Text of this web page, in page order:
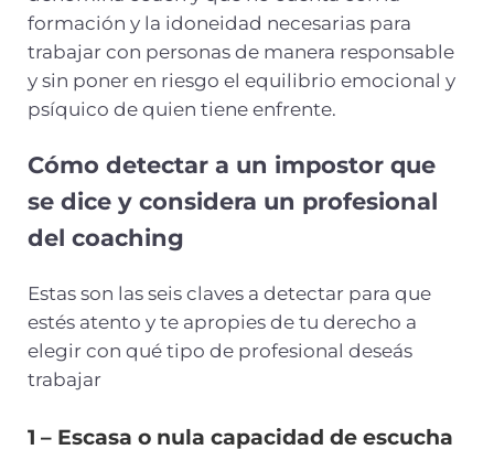
formación y la idoneidad necesarias para
trabajar con personas de manera responsable
y sin poner en riesgo el equilibrio emocional y
psíquico de quien tiene enfrente.
Cómo detectar a un impostor que
se dice y considera un profesional
del coaching
Estas son las seis claves a detectar para que
estés atento y te apropies de tu derecho a
elegir con qué tipo de profesional deseás
trabajar
1 – Escasa o nula capacidad de escucha